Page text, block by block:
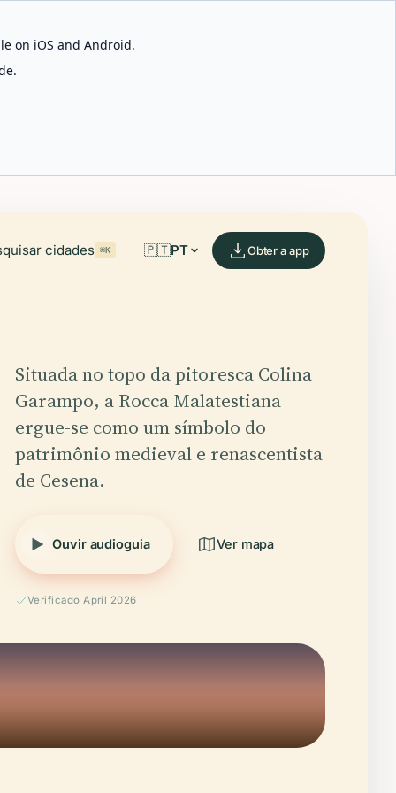
on iOS and Android.
cidades ⌘K 🇵🇹PT Obter a app
Situada no topo da pitoresca Colina
Garampo, a Rocca Malatestiana
ergue-se como um símbolo do
patrimônio medieval e renascentista
de Cesena.
Ouvir audioguia Ver mapa
Verificado April 2026